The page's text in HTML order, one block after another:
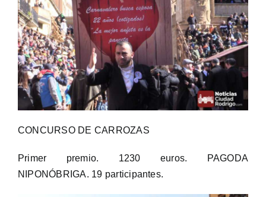
CONCURSO DE CARROZAS
Primer premio. 1230 euros. PAGODA
NIPONÓBRIGA. 19 participantes.